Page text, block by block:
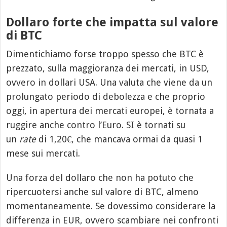
Dollaro forte che impatta sul valore
di BTC
Dimentichiamo forse troppo spesso che BTC è
prezzato, sulla maggioranza dei mercati, in USD,
ovvero in dollari USA. Una valuta che viene da un
prolungato periodo di debolezza e che proprio
oggi, in apertura dei mercati europei, è tornata a
ruggire anche contro l’Euro. SI è tornati su
un ratedi 1,20€, che mancava ormai da quasi 1
mese sui mercati.
Una forza del dollaro che non ha potuto che
ripercuotersi anche sul valore di BTC, almeno
momentaneamente. Se dovessimo considerare la
differenza in EUR, ovvero scambiare nei confronti